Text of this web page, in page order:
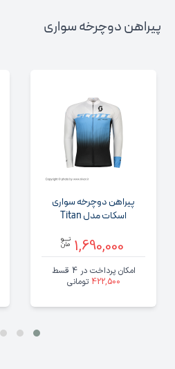
پیراهن دوچرخه سواری
پیراهن دوچرخه سواری
اسکات مدل Titan
1,690,000
امکان پرداخت در 4 قسط
422,500 تومانی